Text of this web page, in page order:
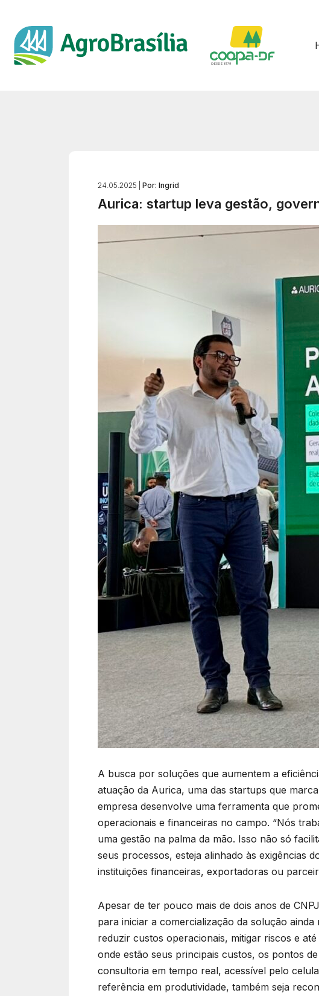
24.05.2025 | Por: Ingrid
Aurica: startup leva gestão,
A busca por soluções que aumentem a
atuação da Aurica, uma das startups que
empresa desenvolve uma ferramenta que
operacionais e financeiras no campo. “Nós
uma gestão na palma da mão. Isso não só
seus processos, esteja alinhado às exigências
instituições financeiras, exportadoras ou
Apesar de ter pouco mais de dois anos de
para iniciar a comercialização da solução
reduzir custos operacionais, mitigar riscos e
onde estão seus principais custos, os pontos
consultoria em tempo real, acessível pelo
referência em produtividade, também seja